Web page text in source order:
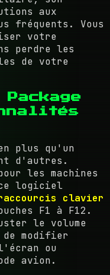
aux
fréquents. Vous
votre
perdre les
de votre
Package
plus qu'un
d'autres.
les machines
ce logiciel
clavier
F1 à F12.
le volume
modifier
ou
avion.